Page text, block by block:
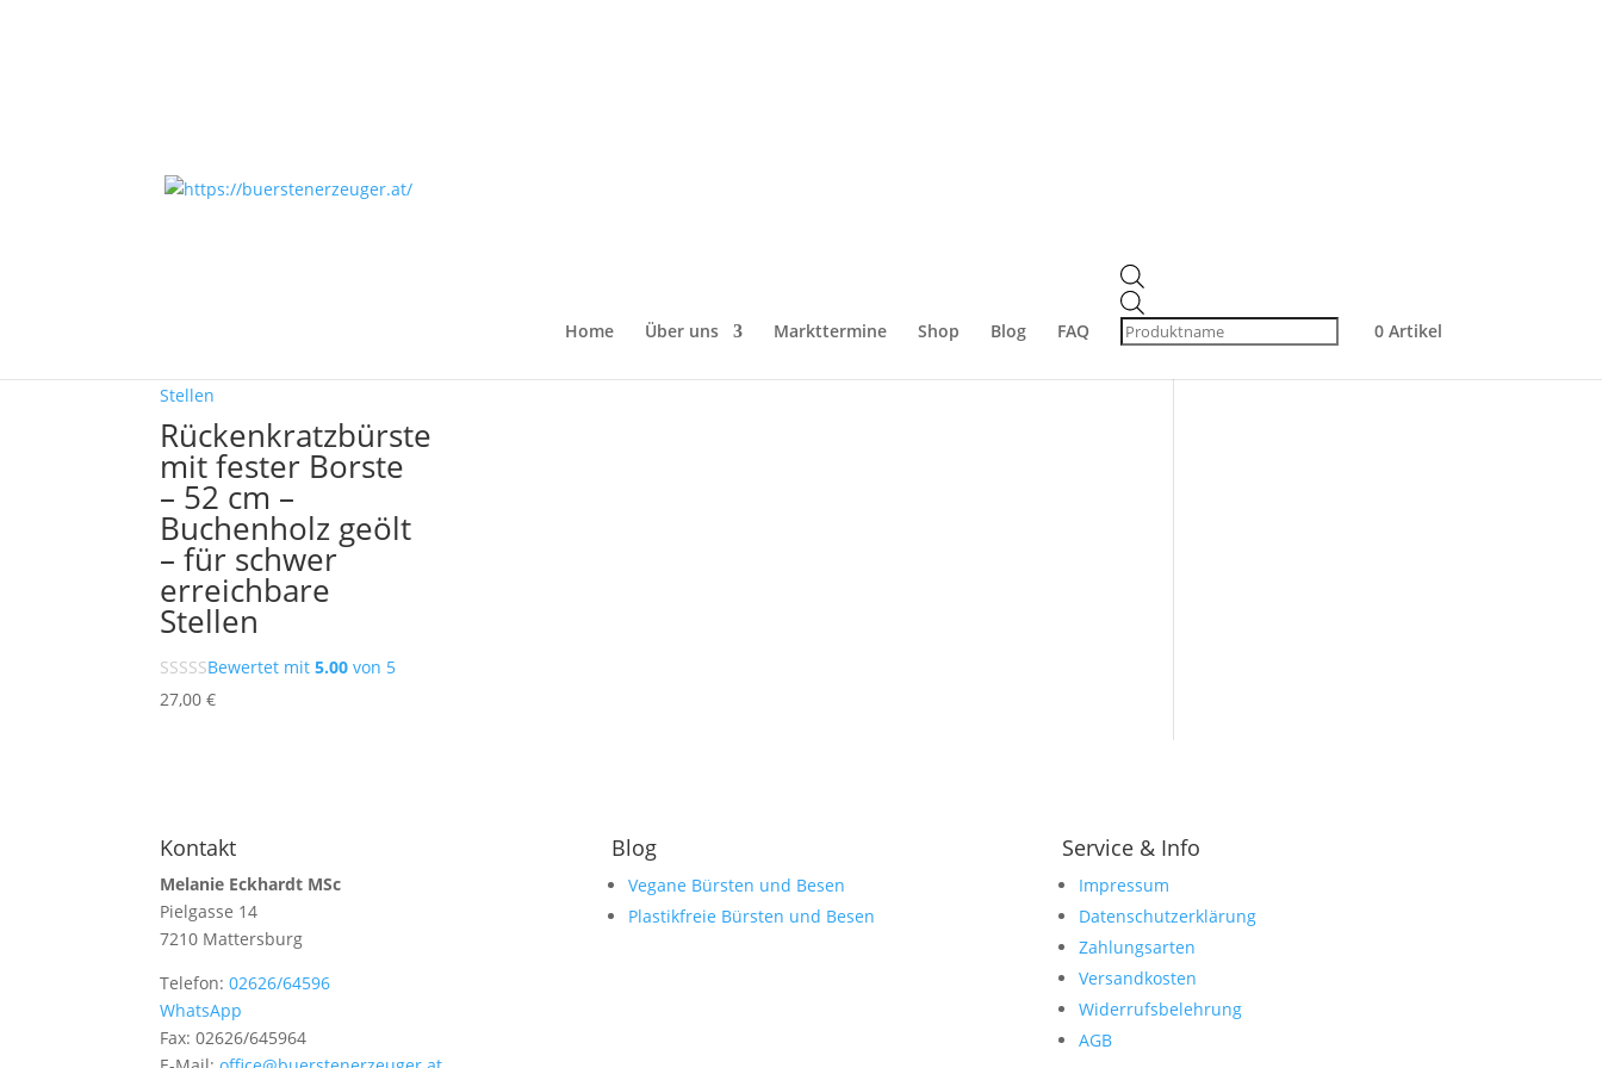
Home Über uns Markttermine Shop Blog FAQ
search
0 Artikel
Start/ Produkte verschlagwortet mit „Wellnesbürste“
Wellnesbürste
Rückenkratzbürste
mit fester Borste
– 52 cm –
Buchenholz geölt
– für schwer
erreichbare
Stellen
Bewertet mit5.00 von 5
27,00€
Kontakt
Melanie Eckhardt MSc
Pielgasse 14
7210 Mattersburg
Telefon:02626/64596
WhatsApp
Fax: 02626/645964
Blog
Vegane Bürsten und Besen
Plastikfreie Bürsten und Besen
Service & Info
Impressum
Datenschutzerklärung
Zahlungsarten
Versandkosten
Widerrufsbelehrung
AGB